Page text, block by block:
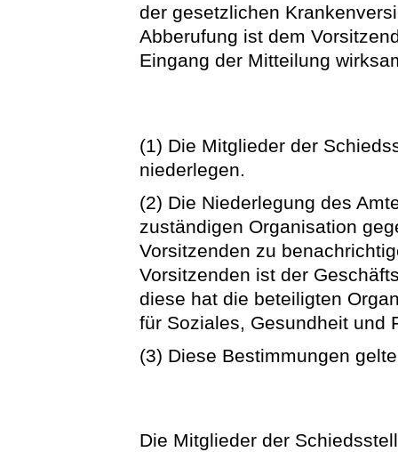
der gesetzlichen
Abberufung ist dem
Eingang der Mitteilung
(1) Die Mitglieder der
niederlegen.
(2) Die Niederlegung des
zuständigen Organisation
Vorsitzenden zu
Vorsitzenden ist der
diese hat die beteiligten
für Soziales, Gesundheit und
(3) Diese Bestimmungen
Die Mitglieder der